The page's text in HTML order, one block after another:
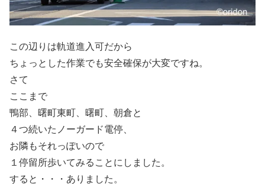
この辺りは軌道進入可だから
ちょっとした作業でも安全確保が大変ですね。
さて
ここまで
鴨部、曙町東町、曙町、朝倉と
４つ続いたノーガード電停、
お隣もそれっぽいので
１停留所歩いてみることにしました。
すると・・・ありました。